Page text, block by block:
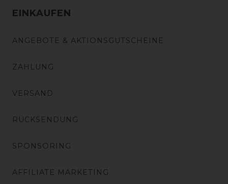
EINKAUFEN
ANGEBOTE & AKTIONSGUTSCHEINE
ZAHLUNG
VERSAND
RÜCKSENDUNG
SPONSORING
AFFILIATE MARKETING